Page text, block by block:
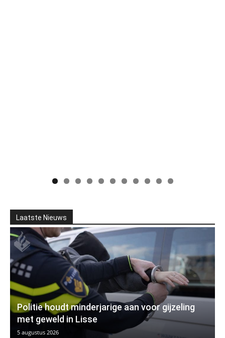
Laatste Nieuws
Politie houdt minderjarige aan voor gijzeling
met geweld in Lisse
5 augustus 2026